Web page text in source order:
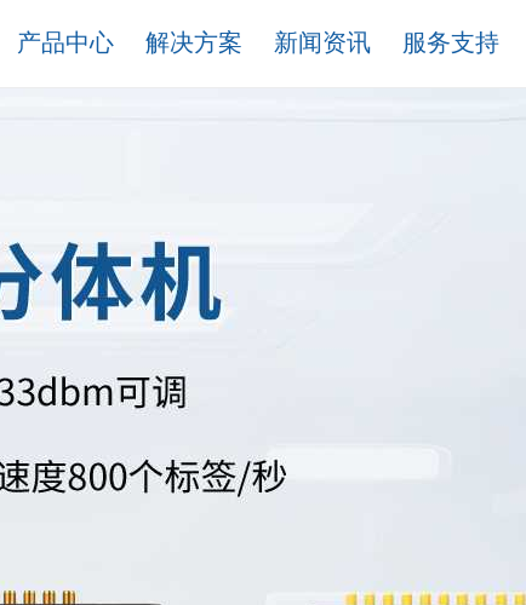
产品中心 解决方案 新闻资讯 服务支持